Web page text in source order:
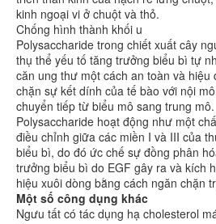
kinh ngoại vi ở chuột và thỏ.
Chống hình thành khối u
Polysaccharide trong chiết xuất cây
thụ thể yếu tố tăng trưởng biểu bì tự
căn ung thư một cách an toàn và hiệu
chặn sự kết dính của tế bào với nội
chuyển tiếp từ biểu mô sang trung mô.
Polysaccharide hoạt động như một
điều chỉnh giữa các miền I và III của
biểu bì, do đó ức chế sự đồng phân
trưởng biểu bì do EGF gây ra và kích
hiệu xuôi dòng bằng cách ngăn chặn
Một số công dụng khác
Ngưu tất có tác dụng hạ cholesterol